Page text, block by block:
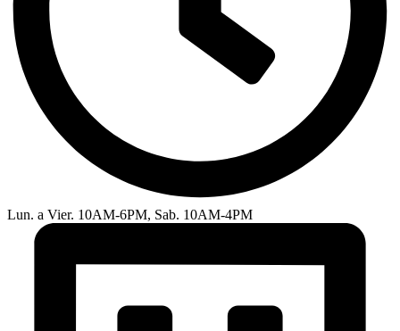
Lun. a Vier. 10AM-6PM, Sab. 10AM-4PM